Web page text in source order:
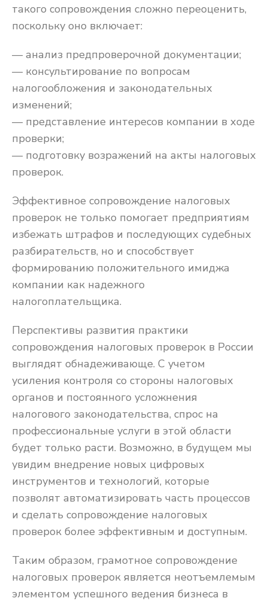
такого сопровождения сложно переоценить,
поскольку оно включает:
— анализ предпроверочной документации;
— консультирование по вопросам
налогообложения и законодательных
изменений;
— представление интересов компании в ходе
проверки;
— подготовку возражений на акты налоговых
проверок.
Эффективное сопровождение налоговых
проверок не только помогает предприятиям
избежать штрафов и последующих судебных
разбирательств, но и способствует
формированию положительного имиджа
компании как надежного
налогоплательщика.
Перспективы развития практики
сопровождения налоговых проверок в России
выглядят обнадеживающе. С учетом
усиления контроля со стороны налоговых
органов и постоянного усложнения
налогового законодательства, спрос на
профессиональные услуги в этой области
будет только расти. Возможно, в будущем мы
увидим внедрение новых цифровых
инструментов и технологий, которые
позволят автоматизировать часть процессов
и сделать сопровождение налоговых
проверок более эффективным и доступным.
Таким образом, грамотное сопровождение
налоговых проверок является неотъемлемым
элементом успешного ведения бизнеса в